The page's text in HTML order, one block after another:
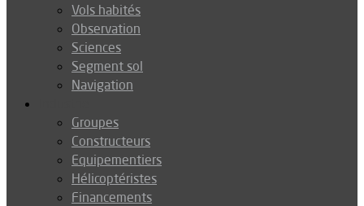
Vols habités
Observation
Sciences
Segment sol
Navigation
Groupes
Constructeurs
Equipementiers
Hélicoptéristes
Financements